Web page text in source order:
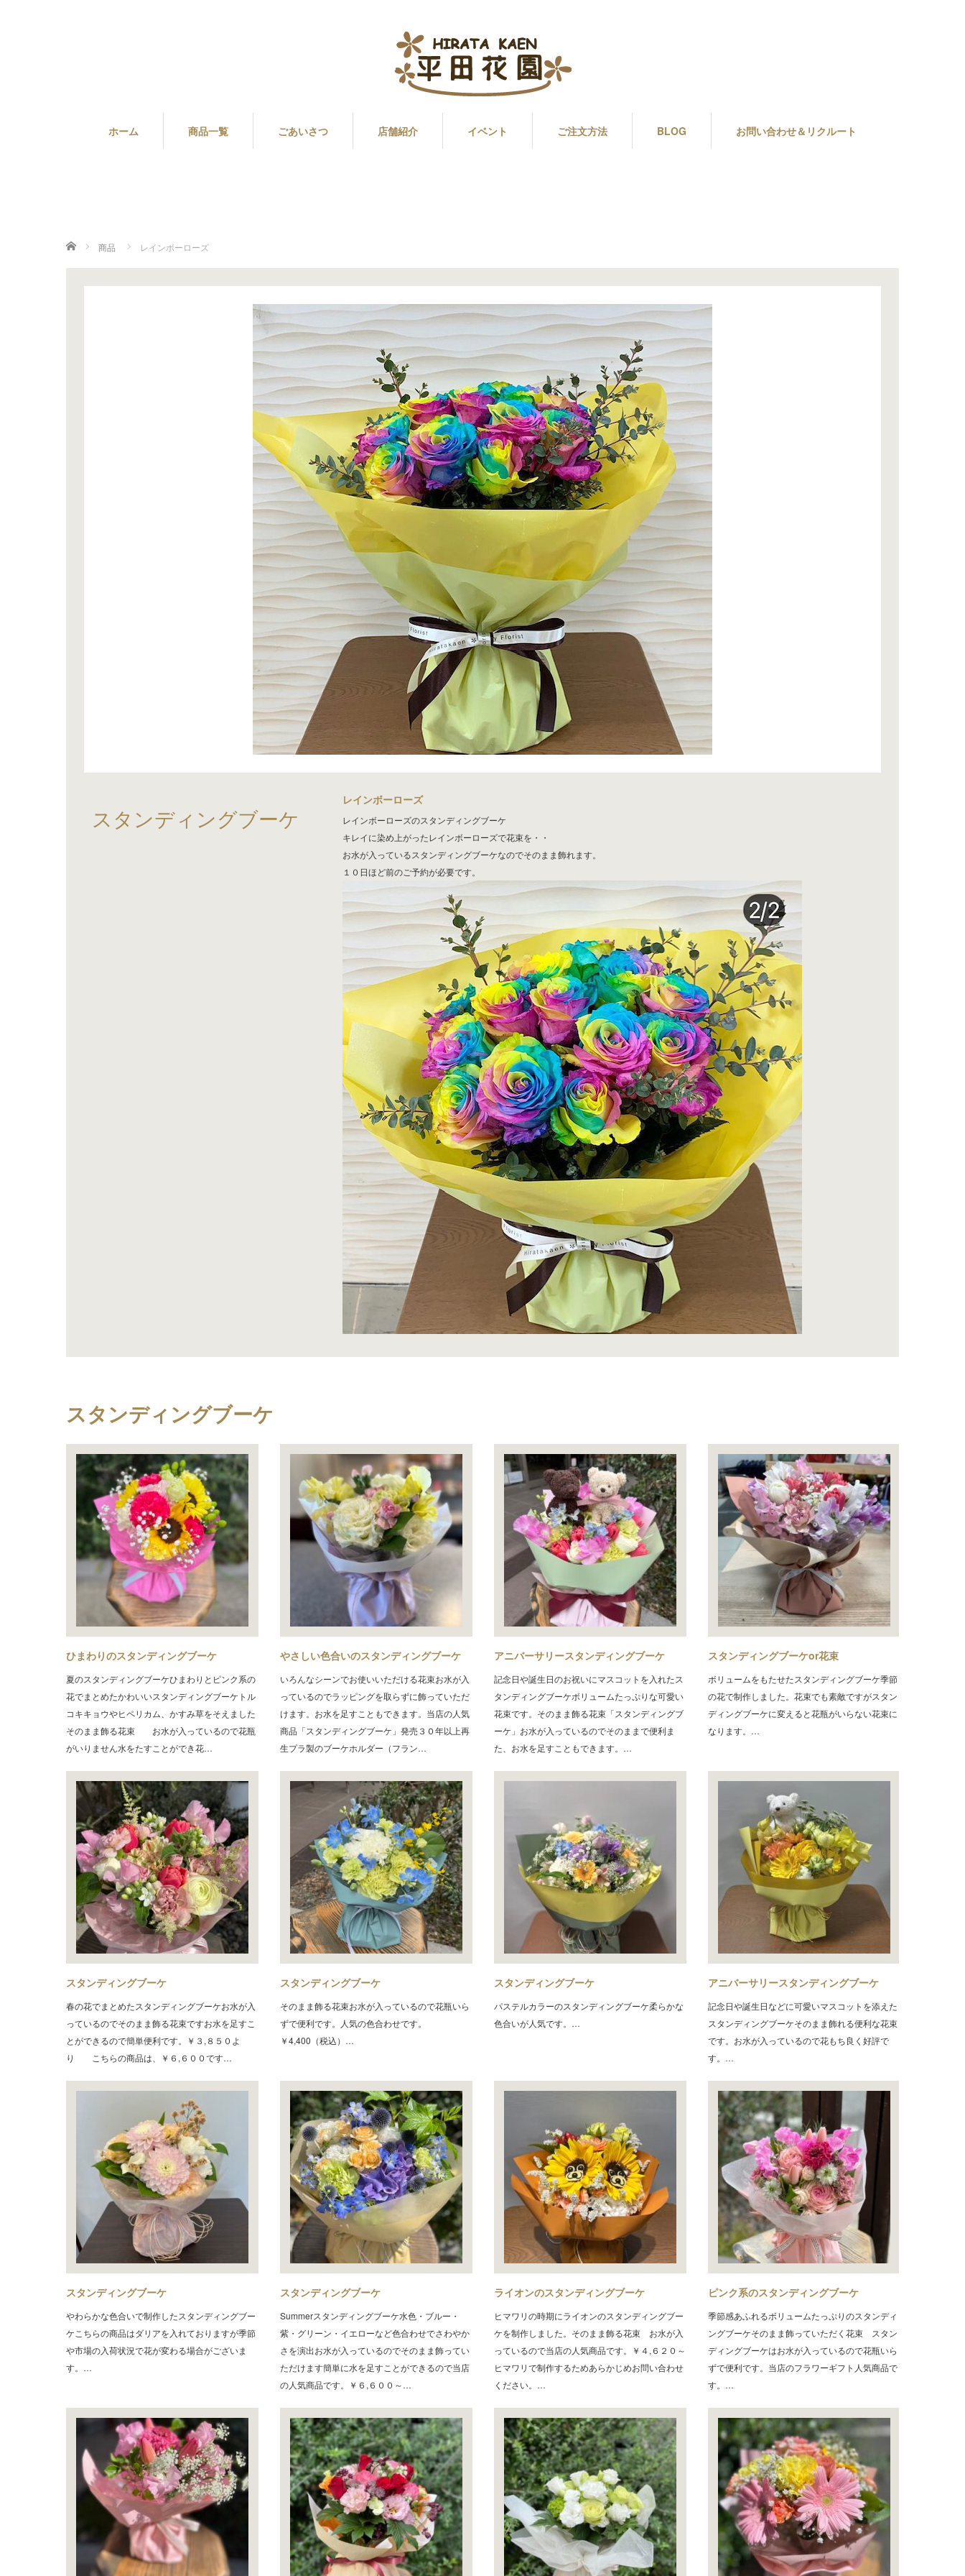
ホーム 商品一覧 ごあいさつ 店舗紹介 イベント ご注文方法 BLOG お問い合わせ＆リクルート
ホーム 商品 レインボーローズ
スタンディングブーケ
レインボーローズ
レインボーローズのスタンディングブーケ
キレイに染め上がったレインボーローズで花束を・・
お水が入っているスタンディングブーケなのでそのまま飾れます。
１０日ほど前のご予約が必要です。
スタンディングブーケ
ひまわりのスタンディングブーケ
夏のスタンディングブーケひまわりとピンク系の
花でまとめたかわいいスタンディングブーケトル
コキキョウやヒペリカム、かすみ草をそえました
そのまま飾る花束 お水が入っているので花瓶
がいりません水をたすことができ花…
やさしい色合いのスタンディングブーケ
いろんなシーンでお使いいただける花束お水が入
っているのでラッピングを取らずに飾っていただ
けます。お水を足すこともできます。当店の人気
商品「スタンディングブーケ」発売３０年以上再
生プラ製のブーケホルダー（フラン…
アニバーサリースタンディングブーケ
記念日や誕生日のお祝いにマスコットを入れたス
タンディングブーケボリュームたっぷりな可愛い
花束です。そのまま飾る花束「スタンディングブ
ーケ」お水が入っているのでそのままで便利ま
た、お水を足すこともできます。…
スタンディングブーケor花束
ボリュームをもたせたスタンディングブーケ季節
の花で制作しました。花束でも素敵ですがスタン
ディングブーケに変えると花瓶がいらない花束に
なります。…
スタンディングブーケ
春の花でまとめたスタンディングブーケお水が入
っているのでそのまま飾る花束ですお水を足すこ
とができるので簡単便利です。￥３,８５０よ
り こちらの商品は、￥６,６００です…
スタンディングブーケ
そのまま飾る花束お水が入っているので花瓶いら
ずで便利です。人気の色合わせです。
￥4,400（税込）…
スタンディングブーケ
パステルカラーのスタンディングブーケ柔らかな
色合いが人気です。…
アニバーサリースタンディングブーケ
記念日や誕生日などに可愛いマスコットを添えた
スタンディングブーケそのまま飾れる便利な花束
です。お水が入っているので花もち良く好評で
す。…
スタンディングブーケ
やわらかな色合いで制作したスタンディングブー
ケこちらの商品はダリアを入れておりますが季節
や市場の入荷状況で花が変わる場合がございま
す。…
スタンディングブーケ
Summerスタンディングブーケ水色・ブルー・
紫・グリーン・イエローなど色合わせでさわやか
さを演出お水が入っているのでそのまま飾ってい
ただけます簡単に水を足すことができるので当店
の人気商品です。￥６,６００～…
ライオンのスタンディングブーケ
ヒマワリの時期にライオンのスタンディングブー
ケを制作しました。そのまま飾る花束 お水が入
っているので当店の人気商品です。￥４,６２０～
ヒマワリで制作するためあらかじめお問い合わせ
ください。…
ピンク系のスタンディングブーケ
季節感あふれるボリュームたっぷりのスタンディ
ングブーケそのまま飾っていただく花束 スタン
ディングブーケはお水が入っているので花瓶いら
ずで便利です。当店のフラワーギフト人気商品で
す。…